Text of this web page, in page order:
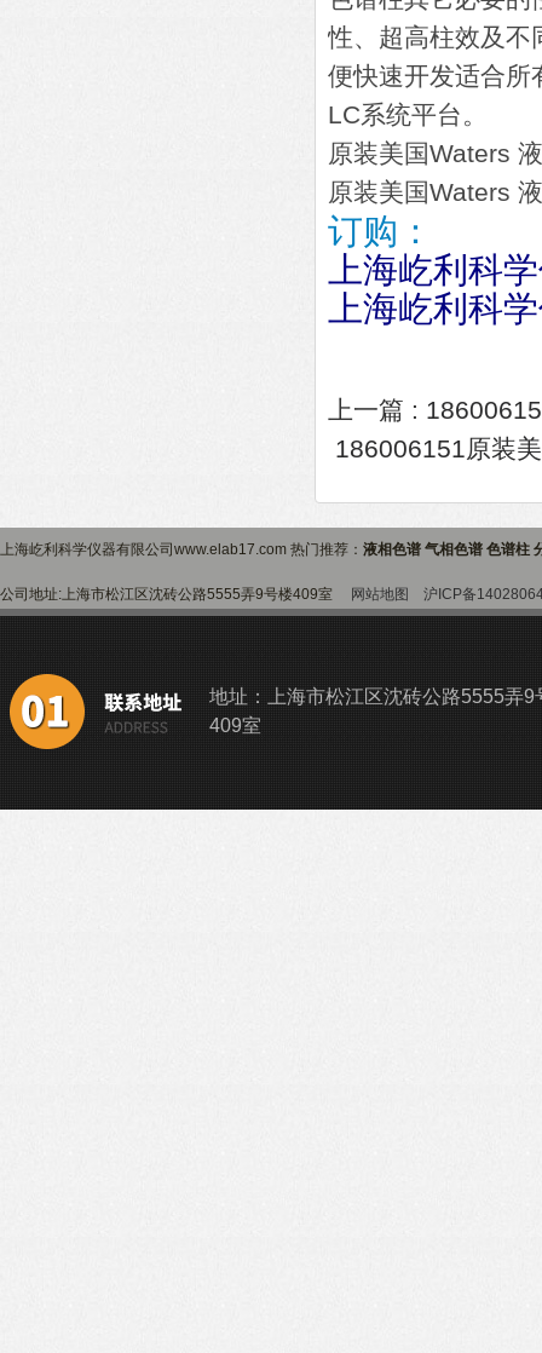
性、超高柱效及不
便快速开发适合所
LC系统平台。
原装美国Waters
原装美国Waters
订购：
上海屹利科
上海屹利科
上一篇 :
186006151原装
上海屹利科学仪器有限公司www.elab17.com 热门推荐： 液相色谱 气相色谱 色谱柱
公司地址:上海市松江区沈砖公路5555弄9号楼409室 网站地图 沪ICP备
地址：上海市松江区沈砖公路5555弄9
409室